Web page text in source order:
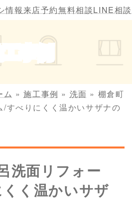
情報来店予約無料相談LINE相談
事例
ム »施工事例 » 洗面 » 棚倉町
/すべりにくく温かいサザナの
洗面リフォー
く温かいサザ